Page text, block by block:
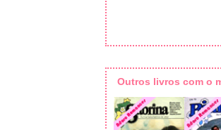
Outros livros com o